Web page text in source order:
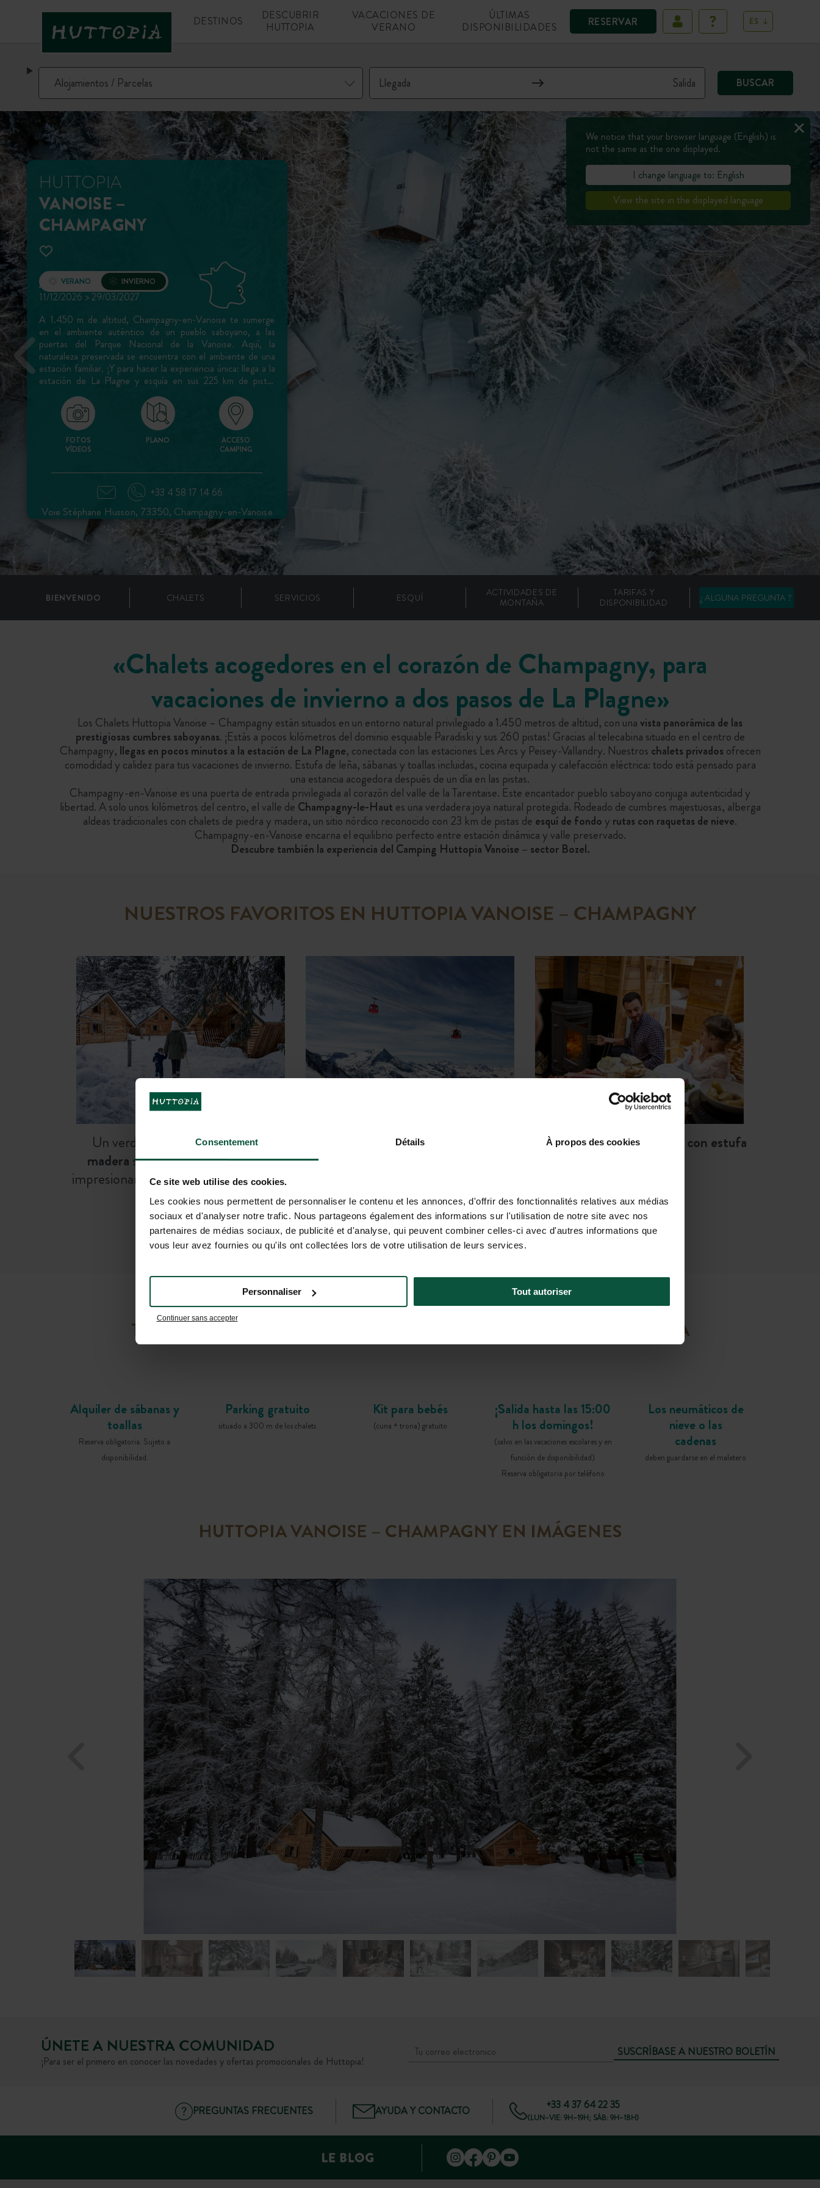
Consentement Détails À propos des cookies
Ce site web utilise des cookies.
Les cookies nous permettent de personnaliser le contenu et les annonces, d'offrir des fonctionnalités relatives aux médias
sociaux et d'analyser notre trafic. Nous partageons également des informations sur l'utilisation de notre site avec nos
partenaires de médias sociaux, de publicité et d'analyse, qui peuvent combiner celles-ci avec d'autres informations que
vous leur avez fournies ou qu'ils ont collectées lors de votre utilisation de leurs services.
Continuer sans accepter
Personnaliser Tout autoriser
RESERVAR
DESTINOS
DESCUBRIR
HUTTOPIA
VACACIONES DE
VERANO
ÚLTIMAS
DISPONIBILIDADES
ES
BUSCAR
HUTTOPIA
VANOISE –
CHAMPAGNY
Apertura
11/12/2026 > 29/03/2027
VERANO INVIERNO
A 1.450 m de altitud, Champagny-en-Vanoise te sumerge
en el ambiente auténtico de un pueblo saboyano, a las
puertas del Parque Nacional de la Vanoise. Aquí, la
naturaleza preservada se encuentra con el ambiente de una
estación familiar. ¡Y para hacer la experiencia única: llega a la
estación de La Plagne y esquía en sus 225 km de pistas
adaptadas a todos los niveles!
FOTOS
VÍDEOS
PLANO
ACCESO
CAMPING
+33 4 58 17 14 66
Voie Stéphane Husson, 73350, Champagny-en-Vanoise
BIENVENIDO CHALETS SERVICIOS ESQUÍ
ACTIVIDADES DE
MONTAÑA
TARIFAS Y
DISPONIBILIDAD
¿ ALGUNA PREGUNTA ?
«Chalets acogedores en el corazón de Champagny, para
vacaciones de invierno a dos pasos de La Plagne»
Los Chalets Huttopia Vanoise – Champagny están situados en un entorno natural privilegiado a 1.450 metros de altitud, con unavista panorámica de las
prestigiosas cumbres saboyanas. ¡Estás a pocos kilómetros del dominio esquiable Paradiski y sus 260 pistas! Gracias al telecabina situado en el centro de
Champagny, llegas en pocos minutos a la estación de La Plagne, conectada con las estaciones Les Arcs y Peisey-Vallandry. Nuestros chalets privados ofrecen
comodidad y calidez para tus vacaciones de invierno. Estufa de leña, sábanas y toallas incluidas, cocina equipada y calefacción eléctrica: todo está pensado para
una estancia acogedora después de un día en las pistas.
Champagny-en-Vanoise es una puerta de entrada privilegiada al corazón del valle de la Tarentaise. Este encantador pueblo saboyano conjuga autenticidad y
libertad. A solo unos kilómetros del centro, el valle de Champagny-le-Haut es una verdadera joya natural protegida. Rodeado de cumbres majestuosas, alberga
aldeas tradicionales con chalets de piedra y madera, un sitio nórdico reconocido con 23 km de pistas de esquí de fondoy rutas con raquetas de nieve.
Champagny-en-Vanoise encarna el equilibrio perfecto entre estación dinámica y valle preservado.
Descubre también la experiencia del Camping Huttopia Vanoise – sector Bozel.
NUESTROS FAVORITOS EN HUTTOPIA VANOISE – CHAMPAGNY
Un verdadero
chalet privado de
madera solo para ti, con una vista
impresionante de las cumbres nevadas
de Saboya
Acceso rápido y fácil al dominio
esquiable
La comodidadde un chalet con estufa
RESERVA TU ESTANCIA
TODA LA INFORMACIÓN PRÁCTICA PARA PREPARAR LA ESTANCIA
Alquiler de sábanas y
toallas
Reserva obligatoria. Sujeto a
disponibilidad.
Parking gratuito
situado a 300 m de los chalets
Kit para bebés
(cuna + trona) gratuito
¡Salida hasta las 15:00
h los domingos!
(salvo en las vacaciones escolares y en
función de disponibilidad)
Reserva obligatoria por teléfono
Los neumáticos de
nieve o las
cadenas
deben guardarse en el maletero
HUTTOPIA VANOISE – CHAMPAGNY EN IMÁGENES
We notice that your browser language (English) is
not the same as the one displayed.
I change language to: English
View the site in the displayed language
ÚNETE A NUESTRA COMUNIDAD
¡Para ser el primero en conocer las novedades y ofertas promocionales de Huttopia!
SUSCRÍBASE A NUESTRO BOLETÍN
PREGUNTAS FRECUENTES AYUDA Y CONTACTO +33 4 37 64 22 35
(LUN–VIE: 9H–19H; SÁB: 9H–18H)